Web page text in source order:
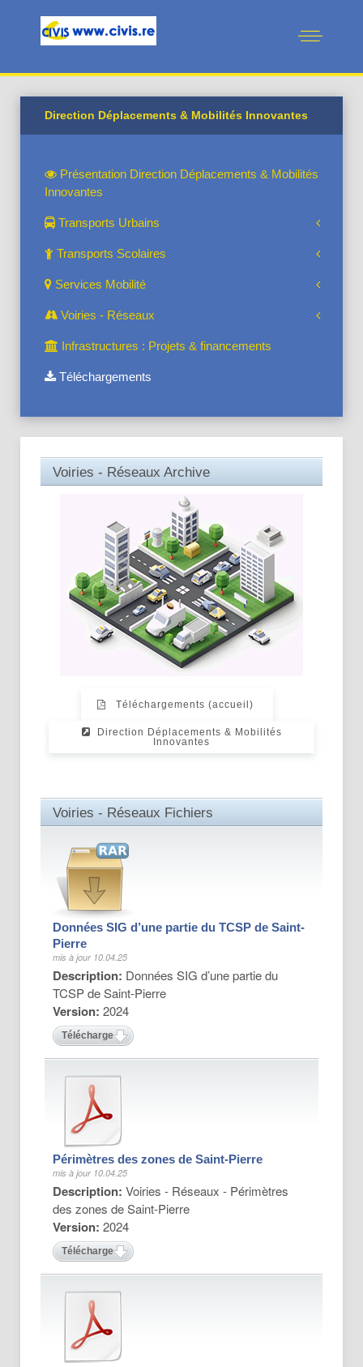
Direction Déplacements & Mobilités Innovantes
Présentation Direction Déplacements & Mobilités
Innovantes
Transports Urbains
Transports Scolaires
Services Mobilité
Voiries - Réseaux
Infrastructures : Projets & financements
Téléchargements
Voiries - Réseaux Archive
Téléchargements (accueil)
Direction Déplacements & Mobilités
Innovantes
Voiries - Réseaux Fichiers
Données SIG d’une partie du TCSP de Saint-
Pierre
mis à jour 10.04.25
Description: Données SIG d’une partie du
TCSP de Saint-Pierre
Version: 2024
Télécharger
Périmètres des zones de Saint-Pierre
mis à jour 10.04.25
Description: Voiries - Réseaux - Périmètres
des zones de Saint-Pierre
Version: 2024
Télécharger